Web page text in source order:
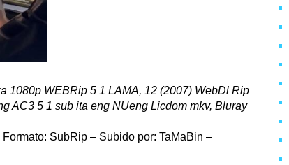
1080p WEBRip 5 1 LAMA, 12 (2007) WebDl Rip
AC3 5 1 sub ita eng NUeng Licdom mkv, Bluray
Formato: SubRip – Subido por: TaMaBin –